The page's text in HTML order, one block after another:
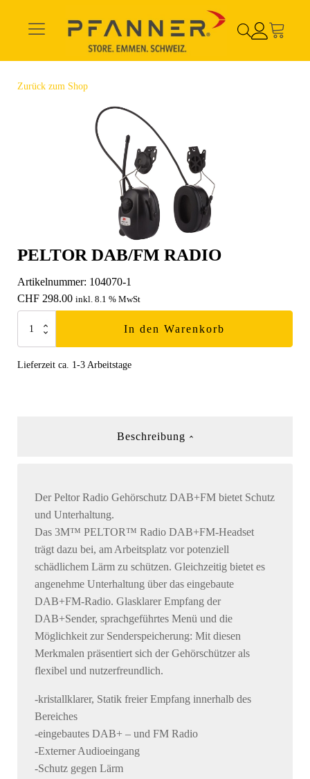
Zurück zum Shop
PELTOR DAB/FM RADIO
Artikelnummer: 104070-1
CHF 298.00 inkl. 8.1 % MwSt
Peltor
In den Warenkorb
Lieferzeit ca. 1-3 Arbeitstage
Beschreibung
Der Peltor Radio Gehörschutz DAB+FM bietet Schutz
und Unterhaltung.
Das 3M™ PELTOR™ Radio DAB+FM-Headset
trägt dazu bei, am Arbeitsplatz vor potenziell
schädlichem Lärm zu schützen. Gleichzeitig bietet es
angenehme Unterhaltung über das eingebaute
DAB+FM-Radio. Glasklarer Empfang der
DAB+Sender, sprachgeführtes Menü und die
Möglichkeit zur Senderspeicherung: Mit diesen
Merkmalen präsentiert sich der Gehörschützer als
flexibel und nutzerfreundlich.
-kristallklarer, Statik freier Empfang innerhalb des
Bereiches
-eingebautes DAB+ – und FM Radio
-Externer Audioeingang
-Schutz gegen Lärm